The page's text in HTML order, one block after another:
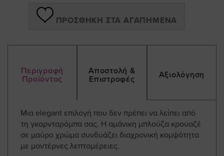
ΠΡΟΣΘΉΚΗ ΣΤΑ ΑΓΑΠΗΜΈΝΑ
Περιγραφή
Προϊόντος
Αποστολή &
Επιστροφές
Αξιολόγηση
Μια elegant επιλογή που δεν πρέπει να λείπει από
τη γκαρνταρόμπα σας. Η αμάνικη μπλούζα κρουαζέ
σε μαύρο χρώμα συνδυάζει διαχρονική κομψότητα
με μοντέρνες λεπτομέρειες.